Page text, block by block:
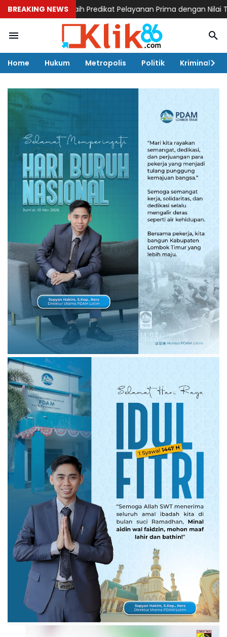
BREAKING NEWS
Raih Predikat Pelayanan Prima dengan Nilai Tertinggi
Home Hukum Metropolis Politik Kriminal